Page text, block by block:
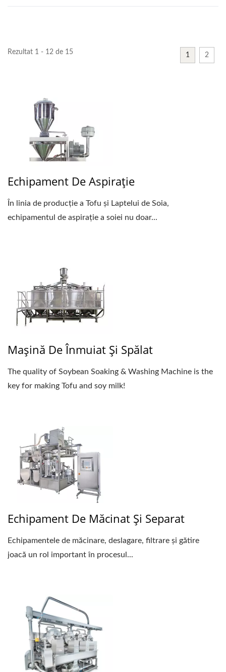
Rezultat 1 - 12 de 15 1 2
Echipament De Aspirație
În linia de producție a Tofu și Laptelui de Soia,
echipamentul de aspirație a soiei nu doar...
Mașină De Înmuiat Și Spălat
The quality of Soybean Soaking & Washing Machine is the
key for making Tofu and soy milk!
Echipament De Măcinat Și Separat
Echipamentele de măcinare, deslagare, filtrare și gătire
joacă un rol important în procesul...